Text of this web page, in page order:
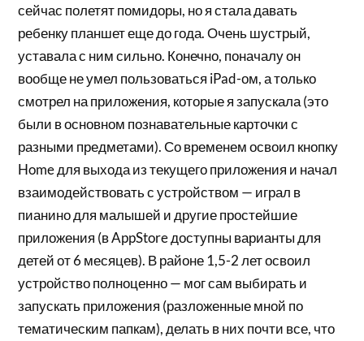
сейчас полетят помидоры, но я стала давать
ребенку планшет еще до года. Очень шустрый,
уставала с ним сильно. Конечно, поначалу он
вообще не умел пользоваться iPad-ом, а только
смотрел на приложения, которые я запускала (это
были в основном познавательные карточки с
разными предметами). Со временем освоил кнопку
Home для выхода из текущего приложения и начал
взаимодействовать с устройством — играл в
пианино для малышей и другие простейшие
приложения (в AppStore доступны варианты для
детей от 6 месяцев). В районе 1,5-2 лет освоил
устройство полноценно — мог сам выбирать и
запускать приложения (разложенные мной по
тематическим папкам), делать в них почти все, что